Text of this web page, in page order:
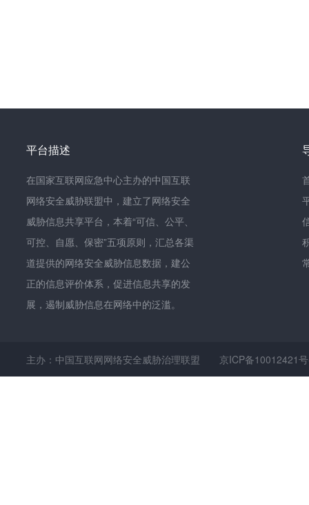
平台描述
在国家互联网应急中心主办的中国互联
网络安全威胁联盟中，建立了网络安全
威胁信息共享平台，本着“可信、公平、
可控、自愿、保密”五项原则，汇总各渠
道提供的网络安全威胁信息数据，建公
正的信息评价体系，促进信息共享的发
展，遏制威胁信息在网络中的泛滥。
主办：中国互联网网络安全威胁治理联盟 京ICP备10012421